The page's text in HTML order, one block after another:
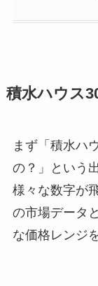
積水ハウス
まず「積水ハ
の？」という
様々な数字が
の市場データ
な価格レンジ